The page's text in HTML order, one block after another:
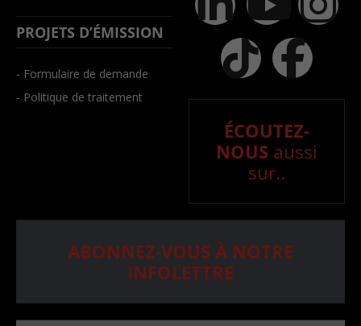
PROJETS D’ÉMISSION
- Formulaire de demande
- Politique de traitement
ÉCOUTEZ-
NOUS aussi
sur..
ABONNEZ-VOUS À NOTRE
INFOLETTRE